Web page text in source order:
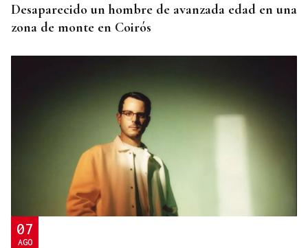
Desaparecido un hombre de avanzada edad en una
zona de monte en Coirós
07
AGO